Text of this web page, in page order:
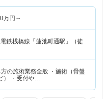
万円～
鉄桟橋線「蓮池町通駅」（徒
の施術業務全般 ・施術（骨盤
） ・受付や…